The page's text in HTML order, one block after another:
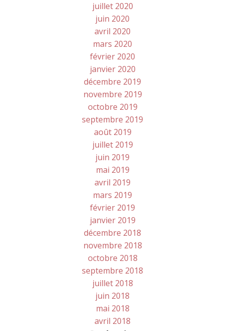
juillet 2020
juin 2020
avril 2020
mars 2020
février 2020
janvier 2020
décembre 2019
novembre 2019
octobre 2019
septembre 2019
août 2019
juillet 2019
juin 2019
mai 2019
avril 2019
mars 2019
février 2019
janvier 2019
décembre 2018
novembre 2018
octobre 2018
septembre 2018
juillet 2018
juin 2018
mai 2018
avril 2018